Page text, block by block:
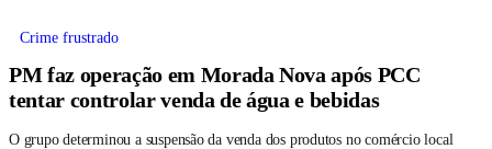
Crime frustrado
PM faz operação em Morada Nova após PCC
tentar controlar venda de água e bebidas
O grupo determinou a suspensão da venda dos produtos no comércio local